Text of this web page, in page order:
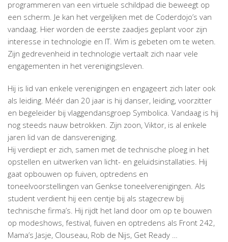
programmeren van een virtuele schildpad die beweegt op
een scherm. Je kan het vergelijken met de Coderdojo’s van
vandaag. Hier worden de eerste zaadjes geplant voor zijn
interesse in technologie en IT. Wim is gebeten om te weten.
Zijn gedrevenheid in technologie vertaalt zich naar vele
engagementen in het verenigingsleven.
Hij is lid van enkele verenigingen en engageert zich later ook
als leiding. Méér dan 20 jaar is hij danser, leiding, voorzitter
en begeleider bij vlaggendansgroep Symbolica. Vandaag is hij
nog steeds nauw betrokken. Zijn zoon, Viktor, is al enkele
jaren lid van de dansvereniging.
Hij verdiept er zich, samen met de technische ploeg in het
opstellen en uitwerken van licht- en geluidsinstallaties. Hij
gaat opbouwen op fuiven, optredens en
toneelvoorstellingen van Genkse toneelverenigingen. Als
student verdient hij een centje bij als stagecrew bij
technische firma’s. Hij rijdt het land door om op te bouwen
op modeshows, festival, fuiven en optredens als Front 242,
Mama’s Jasje, Clouseau, Rob de Nijs, Get Ready …